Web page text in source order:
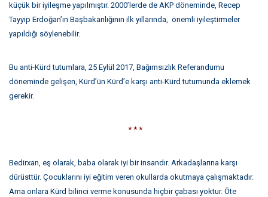
küçük bir iyileşme yapılmıştır. 2000’lerde de AKP döneminde, Recep
Tayyip Erdoğan’ın Başbakanlığının ilk yıllarında, önemli iyileştirmeler
yapıldığı söylenebilir.
Bu anti-Kürd tutumlara, 25 Eylül 2017, Bağımsızlık Referandumu
döneminde gelişen, Kürd’ün Kürd’e karşı anti-Kürd tutumunda eklemek
gerekir.
* * *
Bedirxan, eş olarak, baba olarak iyi bir insandır. Arkadaşlarına karşı
dürüsttür. Çocuklarını iyi eğitim veren okullarda okutmaya çalışmaktadır.
Ama onlara Kürd bilinci verme konusunda hiçbir çabası yoktur. Öte